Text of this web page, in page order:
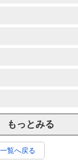
もっとみる
覧へ戻る